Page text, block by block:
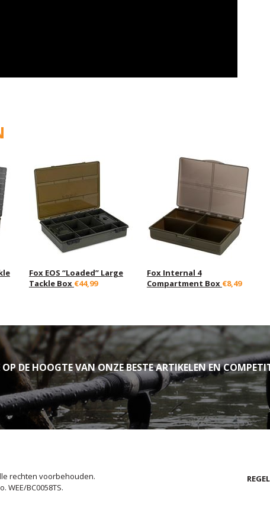
Fox EOS “Loaded” Large
Tackle Box €44,99
Fox Internal 4
Compartment Box €8,49
OP DE HOOGTE VAN ONZE BESTE ARTIKELEN EN
rechten voorbehouden.
WEE/BC0058TS.